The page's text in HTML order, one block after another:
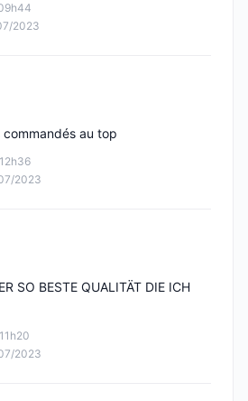
2023
2023
au top
2023
SO BESTE QUALITÄT DIE ICH